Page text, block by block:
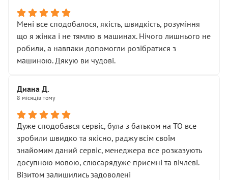
Мені все сподобалося, якість, швидкість, розуміння
що я жінка і не тямлю в машинах. Нічого лишнього не
робили, а навпаки допомогли розібратися з
машиною. Дякую ви чудові.
Диана Д.
8 місяців тому
Дуже сподобався сервіс, була з батьком на ТО все
зробили швидко та якісно, раджу всім своїм
знайомим даний сервіс, менеджера все розказують
досупною мовою, слюсарядуже приємні та вічлеві.
Візитом залишились задоволені